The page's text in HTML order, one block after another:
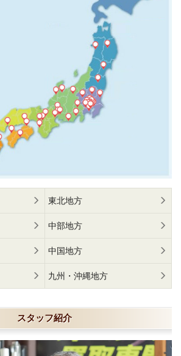
東北地方
中部地方
中国地方
九州・沖縄地方
スタッフ紹介